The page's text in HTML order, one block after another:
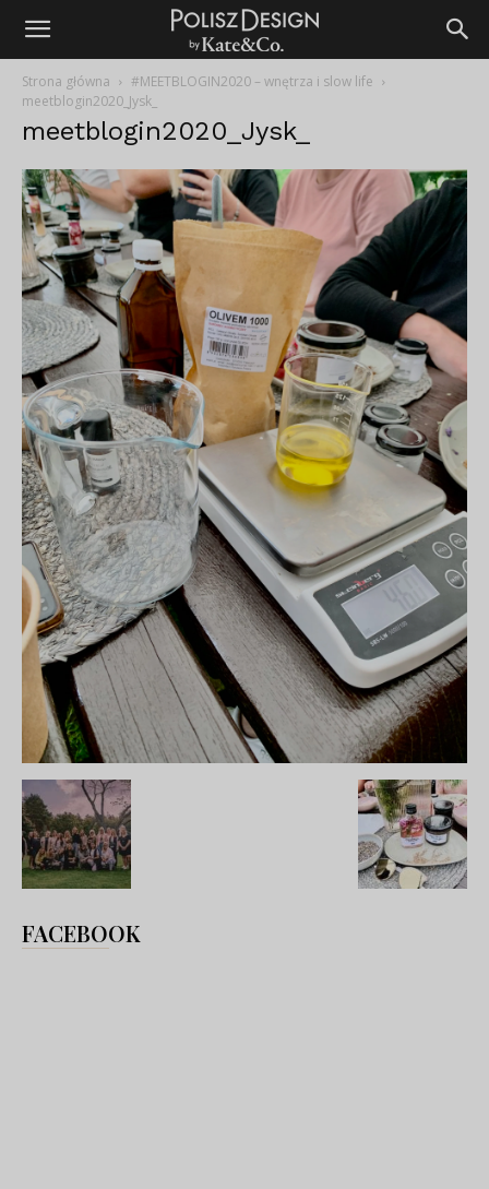
Strona główna
#MEETBLOGIN2020 – wnętrza i slow life
meetblogin2020_Jysk_
meetblogin2020_Jysk_
FACEBOOK